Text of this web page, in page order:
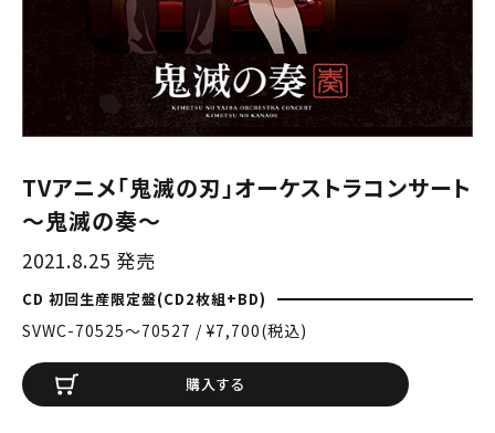
TVアニメ「鬼滅の刃」オーケストラコンサート
～鬼滅の奏～
2021.8.25 発売
CD 初回生産限定盤(CD2枚組+BD)
SVWC-70525〜70527 / ¥7,700(税込)
購入する